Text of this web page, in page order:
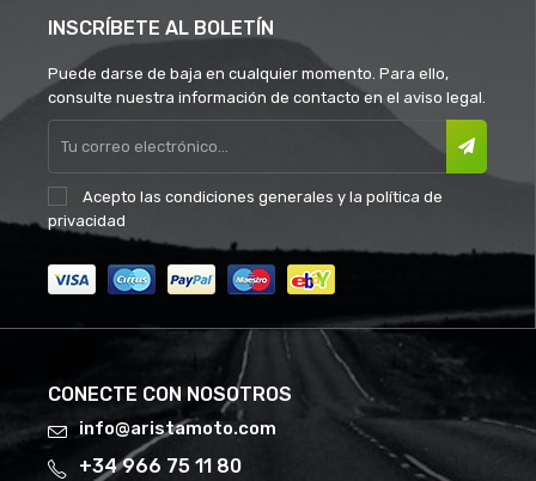
INSCRÍBETE AL BOLETÍN
Puede darse de baja en cualquier momento. Para ello,
consulte nuestra información de contacto en el aviso legal.
Acepto las condiciones generales y la política de
privacidad
CONECTE CON NOSOTROS
info@aristamoto.com
+34 966 75 11 80